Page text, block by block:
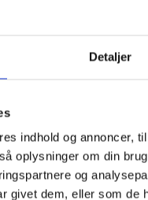
Detaljer
indhold og annoncer,
oplysninger om din
og
givet dem, eller som de